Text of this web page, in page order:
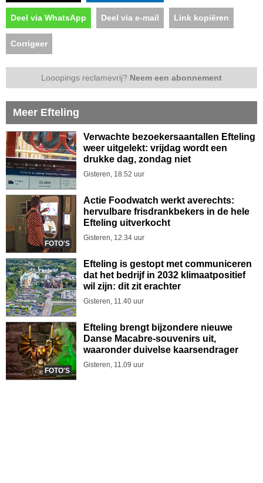
Deel via WhatsApp Deel via e-mail Link kopiëren
Corrigeer
Looopings reclamevrij? Neem een abonnement
Meer Efteling
Verwachte bezoekersaantallen Efteling
weer uitgelekt: vrijdag wordt een
drukke dag, zondag niet
Gisteren, 18.52 uur
FOTO'S
Actie Foodwatch werkt averechts:
hervulbare frisdrankbekers in de hele
Efteling uitverkocht
Gisteren, 12.34 uur
Efteling is gestopt met communiceren
dat het bedrijf in 2032 klimaatpositief
wil zijn: dit zit erachter
Gisteren, 11.40 uur
FOTO'S
Efteling brengt bijzondere nieuwe
Danse Macabre-souvenirs uit,
waaronder duivelse kaarsendrager
Gisteren, 11.09 uur